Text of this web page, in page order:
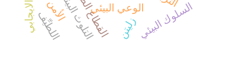
الوعي البيئيالسلوك البيئي التلوث البيئي زليتن اللطيِّف